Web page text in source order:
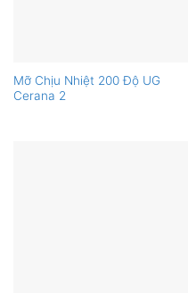
Mỡ Chịu Nhiệt 200 Độ UG
Cerana 2